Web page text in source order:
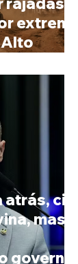
extremo
Alto
cita
mas
governo